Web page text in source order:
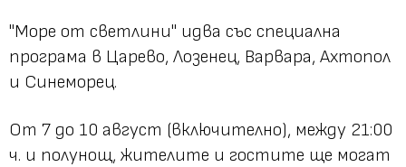
"Море от светлини" идва със специална
програма в Царево, Лозенец, Варвара, Ахтопол
и Синеморец.
От 7 до 10 август (включително), между 21:00
ч. и полунощ, жителите и гостите ще могат